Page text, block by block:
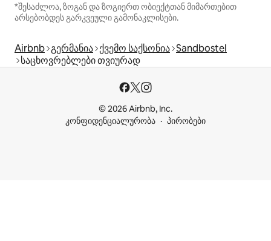
*შესაძლოა, ზოგან და ზოგიერთ ობიექტთან მიმართებით
არსებობდეს გარკვეული გამონაკლისები.
Airbnb გერმანია ქვემო საქსონია Sandbostel
საცხოვრებლები თვიურად
© 2026 Airbnb, Inc.
კონფიდენციალურობა
პირობები